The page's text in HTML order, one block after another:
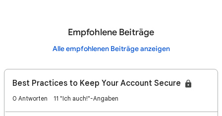
Empfohlene Beiträge
Alle empfohlenen Beiträge anzeigen
Best Practices to Keep Your Account Secure
0 Antworten 11 "Ich auch!"-Angaben